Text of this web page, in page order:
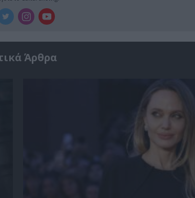
Άρθρα